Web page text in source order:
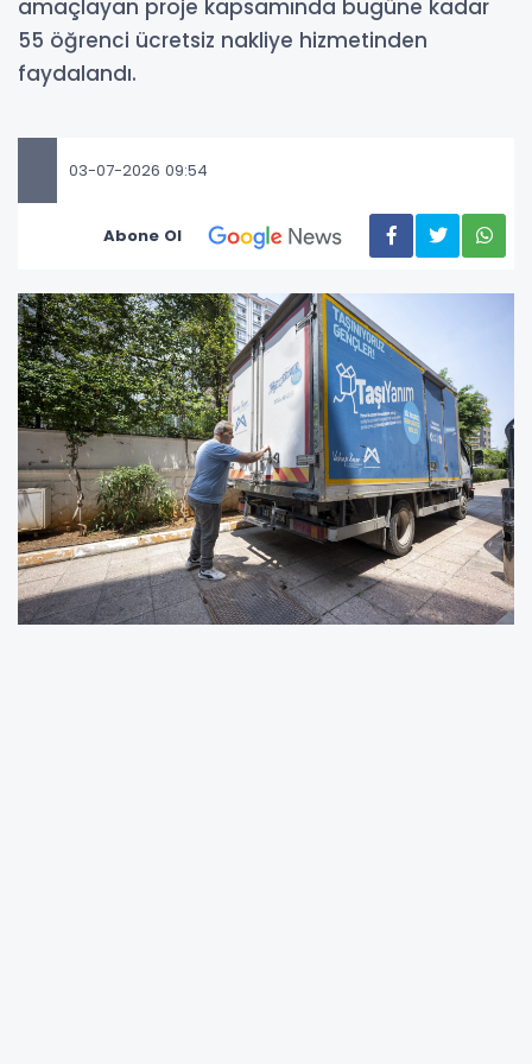
amaçlayan proje kapsamında bugüne kadar
55 öğrenci ücretsiz nakliye hizmetinden
faydalandı.
03-07-2026 09:54
Abone Ol